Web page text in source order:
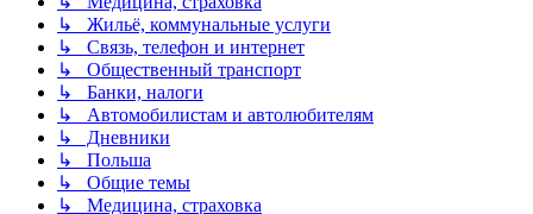
↳ Жильё, коммунальные услуги
↳ Связь, телефон и интернет
↳ Общественный транспорт
↳ Банки, налоги
↳ Автомобилистам и автолюбителям
↳ Дневники
↳ Польша
↳ Общие темы
↳ Медицина, страховка